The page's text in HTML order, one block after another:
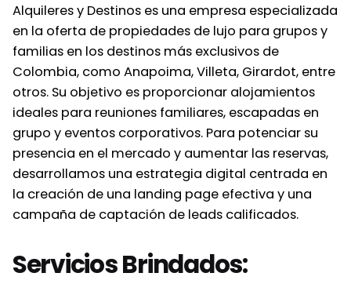
Alquileres y Destinos es una empresa especializada
en la oferta de propiedades de lujo para grupos y
familias en los destinos más exclusivos de
Colombia, como Anapoima, Villeta, Girardot, entre
otros. Su objetivo es proporcionar alojamientos
ideales para reuniones familiares, escapadas en
grupo y eventos corporativos. Para potenciar su
presencia en el mercado y aumentar las reservas,
desarrollamos una estrategia digital centrada en
la creación de una landing page efectiva y una
campaña de captación de leads calificados.
Servicios Brindados: